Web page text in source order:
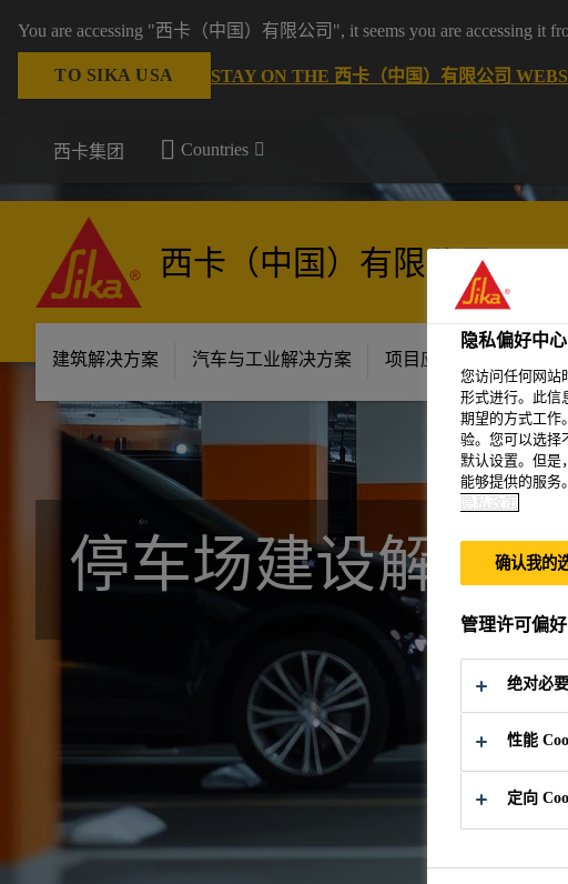
You are accessing "西卡（中国）有限公司", it seems you are accessing it
TO SIKA USA STAY ON THE 西卡（中国）有限公司
西卡集团 Countries
西卡（中国）有限公司
建筑解决方案 汽车与工业解决方案 项目应用场景
停车场建设解决
隐私偏好中心
您访问任何网站
形式进行。此信
期望的方式工作
验。您可以选择
默认设置。但是
能够提供的服务。
隐私政策
确认我的
管理许可偏好
绝对必
性能
定向